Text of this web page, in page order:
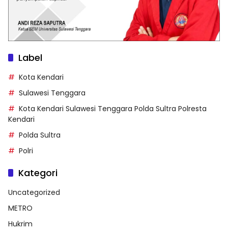
Label
Kota Kendari
Sulawesi Tenggara
Kota Kendari Sulawesi Tenggara Polda Sultra Polresta
Kendari
Polda Sultra
Polri
Kategori
Uncategorized
METRO
Hukrim